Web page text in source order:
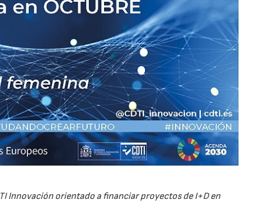
Innovación orientado a financiar proyectos de I+D en